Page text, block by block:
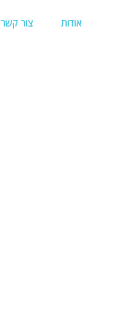
אודות צור קשר